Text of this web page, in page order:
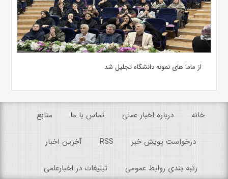
از ماما های نمونه دانشگاه تجلیل شد
خانه درباره اخبار عملی تماس با ما منابع
درخواست پویش خبر RSS آخرین اخبار
رتبه بندی روابط عمومی تبلیغات در اخبارعلمی